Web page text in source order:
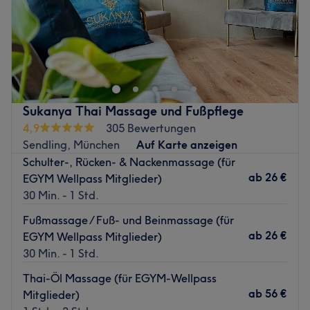
Traditionelle Thai-Massage von qualifiziertem Personal in
sauberem, edlem Ambiente.
Nächste öffentliche Verkehrsmittel:
Die U-Bahnhaltestelle Brudermühlstraße ist nur 30 Meter
entfernt.
Das Team:
Inhaberin Somjit lebt seit 20 Jahren in München und hat
ihre Vision, ein Thai-Massage-Studio in dieser Stadt zu
eröffnen, zur Wirklichkeit gemacht. Sie stammt
ursprünglich aus Thailand und ist spezialisiert auf
traditionelle Thai Massagen.
Was uns an dem Salon gefällt:
Atmosphäre: Gemütlich, warm, schöne ruhige Musik.
Expertise: Thai Massagen.
Produkte und Produktmarken: Es werden tierversuchsfreie
Sukanya Thai Massage und Fußpflege
4,9
305 Bewertungen
Sendling, München
Auf Karte anzeigen
Schulter-, Rücken- & Nackenmassage (für
EGYM Wellpass Mitglieder)
30 Min. - 1 Std.
ab 26 €
Fußmassage / Fuß- und Beinmassage (für
EGYM Wellpass Mitglieder)
30 Min. - 1 Std.
ab 26 €
Thai-Öl Massage (für EGYM-Wellpass
Mitglieder)
ab 56 €